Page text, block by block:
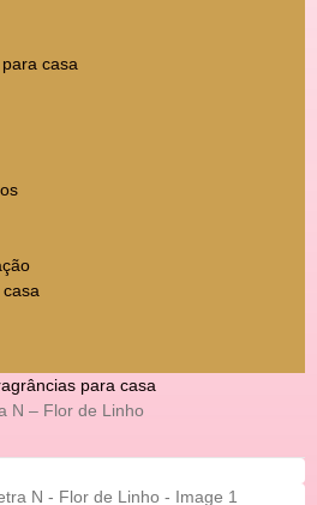
casa
para casa
N – Flor de Linho